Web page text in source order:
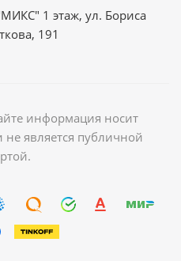
1 этаж, ул. Бориса
191
информация носит
является публичной